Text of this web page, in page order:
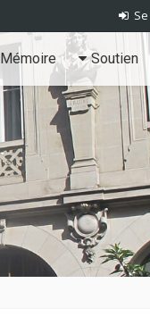
Mémoire Soutien